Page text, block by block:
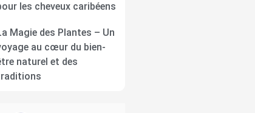
les cheveux caribéens
Magie des Plantes – Un
au cœur du bien-
naturel et des